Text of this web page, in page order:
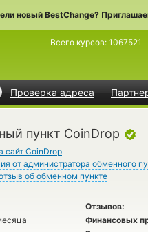
новый BestChange?
Проверка адреса
Всего курсов: 1067521
пункт CoinDrop
сайт CoinDrop
от администратора обменного
об обменном пункте
Отзывов:
Финансовых